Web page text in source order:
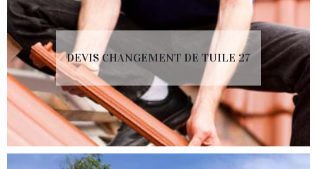
DEVIS CHANGEMENT DE TUILE 27